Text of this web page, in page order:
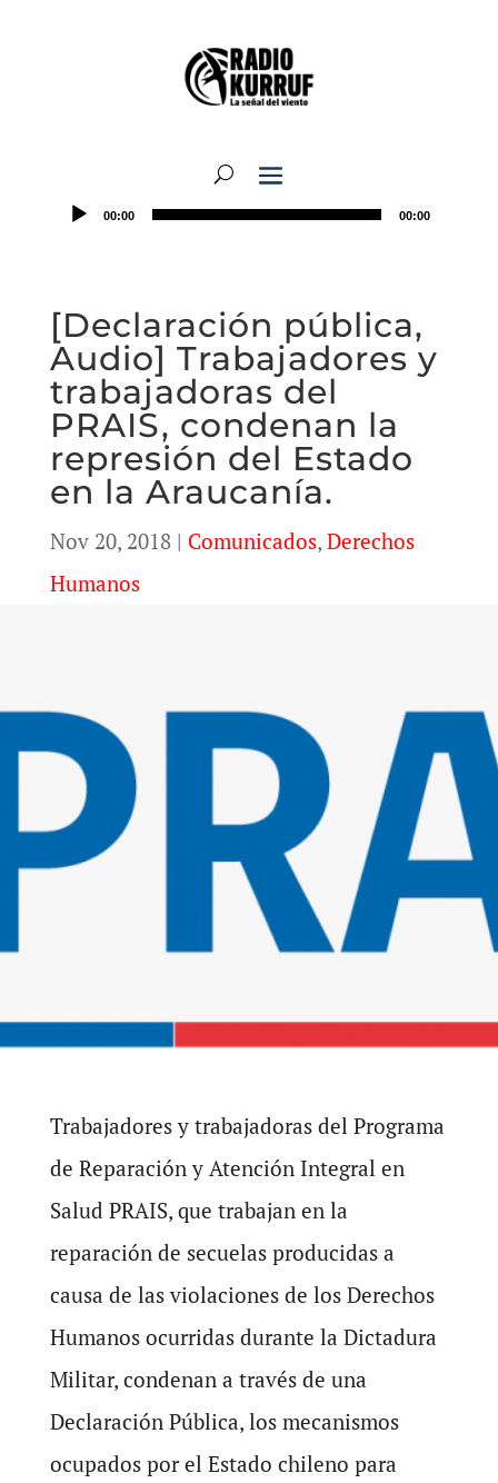
00:00 00:00
[Declaración pública,
Audio] Trabajadores y
trabajadoras del
PRAIS, condenan la
represión del Estado
en la Araucanía.
Nov 20, 2018| Comunicados, Derechos
Humanos
Trabajadores y trabajadoras del Programa
de Reparación y Atención Integral en
Salud PRAIS, que trabajan en la
reparación de secuelas producidas a
causa de las violaciones de los Derechos
Humanos ocurridas durante la Dictadura
Militar, condenan a través de una
Declaración Pública, los mecanismos
ocupados por el Estado chileno para